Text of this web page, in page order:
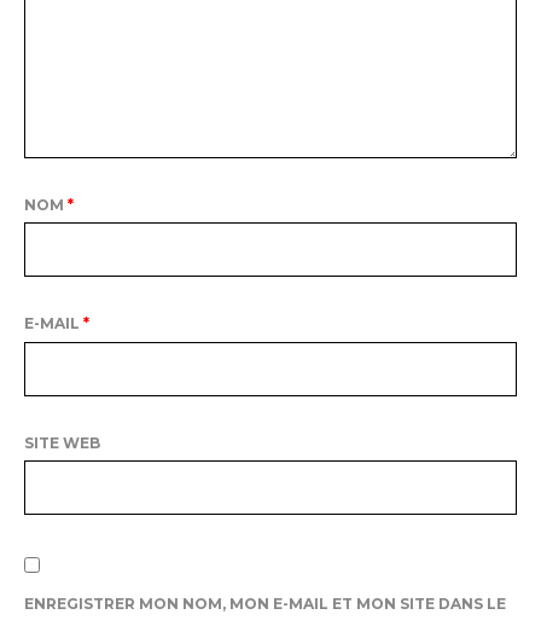
NOM *
E-MAIL *
SITE WEB
ENREGISTRER MON NOM, MON E-MAIL ET MON SITE DANS LE